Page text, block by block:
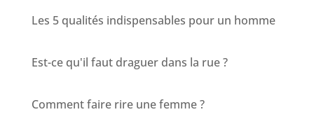
Les 5 qualités indispensables pour un homme
Est-ce qu'il faut draguer dans la rue ?
Comment faire rire une femme ?